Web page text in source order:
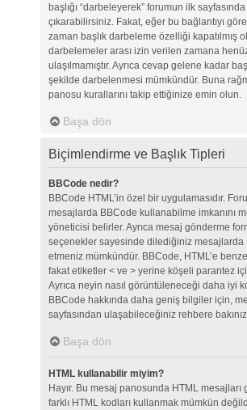
başlığı “darbeleyerek” forumun ilk
çıkarabilirsiniz. Fakat, eğer bu bağlantıyı
zaman başlık darbeleme özelliği kapatılmış
darbelemeler arası izin verilen zamana
ulaşılmamıştır. Ayrıca cevap gelene kadar
şekilde darbelenmesi mümkündür. Buna
panosu kurallarını takip ettiğinize emin olun.
Başa dön
Biçimlendirme ve Başlık Tipleri
BBCode nedir?
BBCode HTML’in özel bir uygulamasıdır.
mesajlarda BBCode kullanabilme imkanını
yöneticisi belirler. Ayrıca mesaj gönderme
seçenekler sayesinde dilediğiniz mesajlarda
etmeniz mümkündür. BBCode, HTML’e
fakat etiketler < ve > yerine köşeli parantez
Ayrıca neyin nasıl görüntüleneceği daha iyi
BBCode hakkında daha geniş bilgiler için,
sayfasından ulaşabileceğiniz rehbere
Başa dön
HTML kullanabilir miyim?
Hayır. Bu mesaj panosunda HTML mesajları
farklı HTML kodları kullanmak mümkün